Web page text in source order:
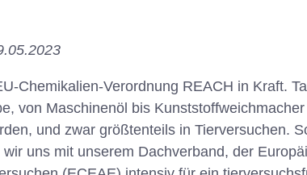
Spenden statt Schenken
Chemikalien-Verordnung REACH in Kraft.
von Maschinenöl bis
und zwar größtenteils in Tierversuchen.
uns mit unserem Dachverband, der